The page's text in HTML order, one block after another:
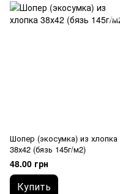
Шопер (экосумка) из хлопка
38х42 (бязь 145г/м2)
48.00 грн
Купить